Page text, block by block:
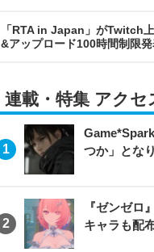
「RTA in Japan」がTwitch
&アップロード100時間制限
連載・特集 アク
つか」とな
『ゼンゼロ
キャラも配